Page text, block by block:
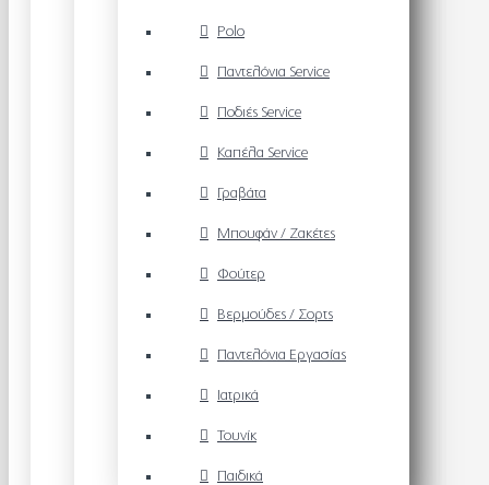
Polo
Παντελόνια Service
Ποδιές Service
Καπέλα Service
Γραβάτα
Μπουφάν / Ζακέτες
Φούτερ
Βερμούδες / Σορτς
Παντελόνια Εργασίας
Ιατρικά
Τουνίκ
Παιδικά